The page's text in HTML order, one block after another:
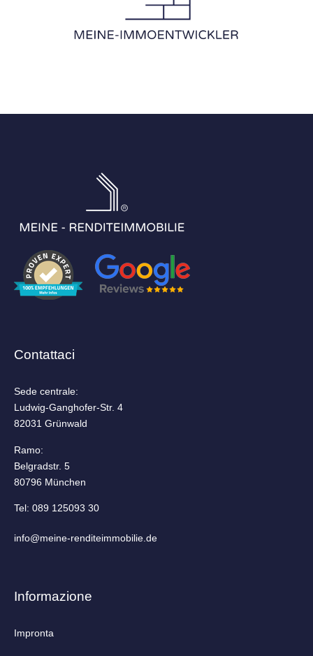
Contattaci
Sede centrale:
Ludwig-Ganghofer-Str. 4
82031 Grünwald
Ramo:
Belgradstr. 5
80796 München
Tel: 089 125093 30
info@­meine-renditeimmobilie.de
Informazione
Impronta